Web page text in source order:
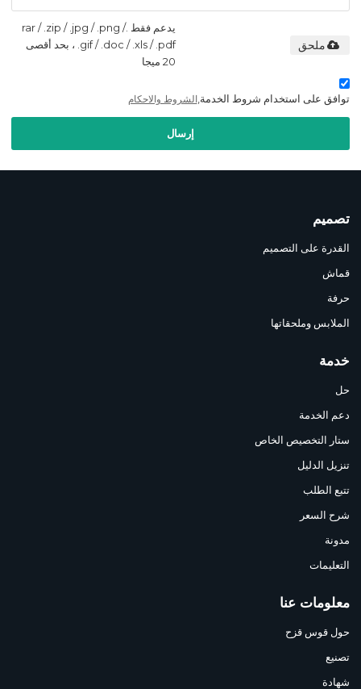
يدعم فقط .rar / .zip / .jpg / .png /
.gif / .doc / .xls / .pdf ، بحد أقصى
20 ميجا
ملحق
توافق على استخدام شروط الخدمة,الشروط والاحكام
إرسال
تصميم
القدرة على التصميم
قماش
حرفة
الملابس وملحقاتها
خدمة
حل
دعم الخدمة
ستار التخصيص الخاص
تنزيل الدليل
تتبع الطلب
شرح السعر
مدونة
التعليمات
معلومات عنا
حول قوس قزح
تصنيع
شهادة